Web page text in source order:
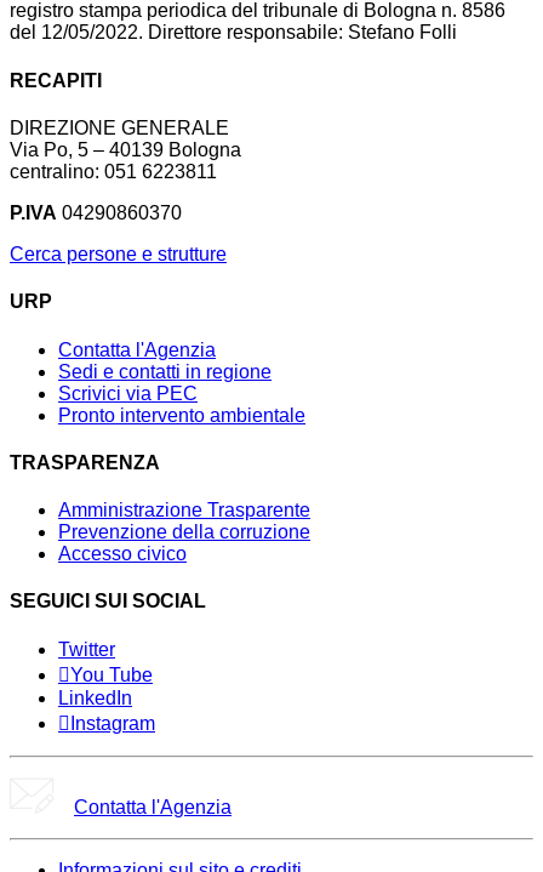
registro stampa periodica del tribunale di Bologna n. 8586
del 12/05/2022. Direttore responsabile: Stefano Folli
RECAPITI
DIREZIONE GENERALE
Via Po, 5 – 40139 Bologna
centralino: 051 6223811
P.IVA 04290860370
Cerca persone e strutture
URP
Contatta l'Agenzia
Sedi e contatti in regione
Scrivici via PEC
Pronto intervento ambientale
TRASPARENZA
Amministrazione Trasparente
Prevenzione della corruzione
Accesso civico
SEGUICI SUI SOCIAL
Twitter
You Tube
LinkedIn
Instagram
Contatta l'Agenzia